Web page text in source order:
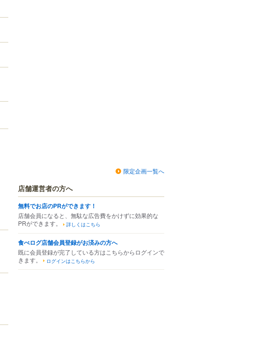
限定企画一覧へ
店舗運営者の方へ
無料でお店のPRができます！
店舗会員になると、無駄な広告費をかけずに効果的な
PRができます。
詳しくはこちら
食べログ店舗会員登録がお済みの方へ
既に会員登録が完了している方はこちらからログインで
きます。
ログインはこちらから